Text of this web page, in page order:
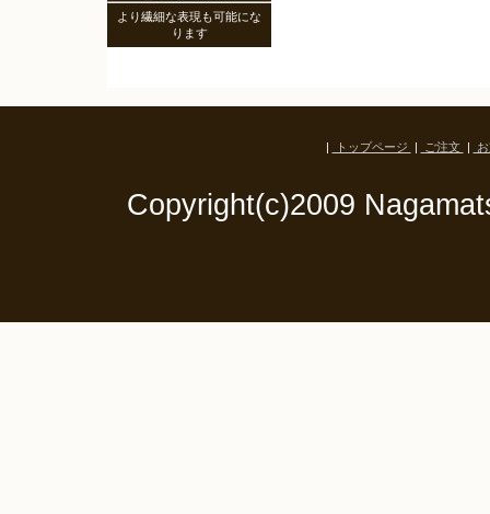
より繊細な表現も可能にな
ります
| トップページ | ご注文 |
Copyright(c)2009